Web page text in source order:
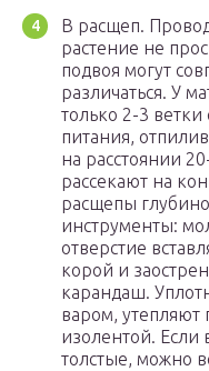
В расщеп.
растение не
подвоя могут
различаться. У
только 2-3 ветки
питания,
на расстоянии
рассекают на
расщепы
инструменты:
отверстие
корой и
карандаш.
варом,
изолентой. Если
толстые, можно